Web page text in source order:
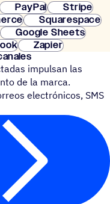
PayPal
Stripe
Squarespace
Google Sheets
Zapier
impulsan las
de la marca.
electrónicos, SMS